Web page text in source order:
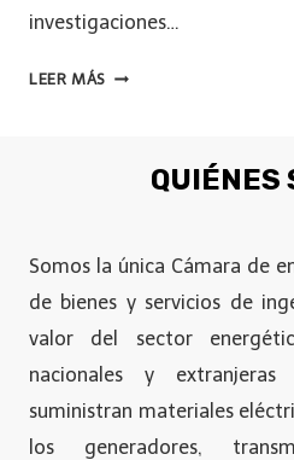
investigaciones…
LEER MÁS
QUIÉNES
Somos la única Cámara de
de bienes y servicios de
valor del sector
nacionales y
suministran materiales
los generadores,